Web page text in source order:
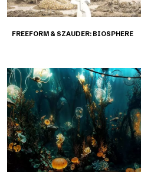
FREEFORM & SZAUDER: BIOSPHERE